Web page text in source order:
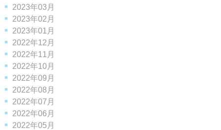
2023年03月
2023年02月
2023年01月
2022年12月
2022年11月
2022年10月
2022年09月
2022年08月
2022年07月
2022年06月
2022年05月